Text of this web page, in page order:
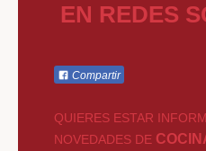
EN REDES
Compartir
QUIERES ESTAR
NOVEDADES DE